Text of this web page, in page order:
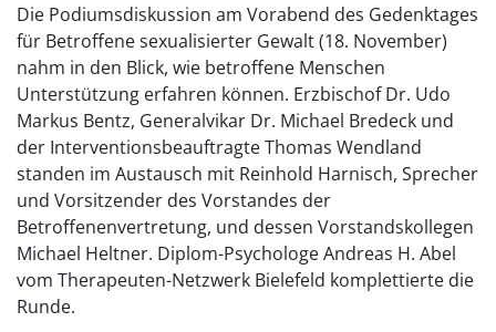
Die Podiumsdiskussion am Vorabend des Gedenktages
für Betroffene sexualisierter Gewalt (18. November)
nahm in den Blick, wie betroffene Menschen
Unterstützung erfahren können. Erzbischof Dr. Udo
Markus Bentz, Generalvikar Dr. Michael Bredeck und
der Interventionsbeauftragte Thomas Wendland
standen im Austausch mit Reinhold Harnisch, Sprecher
und Vorsitzender des Vorstandes der
Betroffenenvertretung, und dessen Vorstandskollegen
Michael Heltner. Diplom-Psychologe Andreas H. Abel
vom Therapeuten-Netzwerk Bielefeld komplettierte die
Runde.